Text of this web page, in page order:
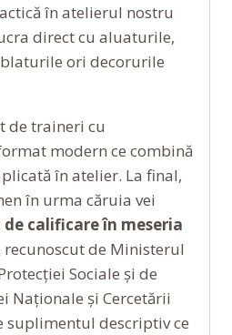
în atelierul nostru
direct cu aluaturile,
ori decorurile
de traineri cu
modern ce combină
în atelier. La final,
în urma căruia vei
calificare în meseria
recunoscut de Ministerul
Sociale şi de
Naționale și Cercetării
suplimentul descriptiv ce